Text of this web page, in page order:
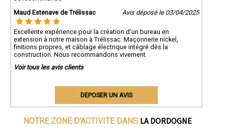
Maud Estenave de Trélissac
Avis déposé le 03/04/2025
Excellente expérience pour la création d’un bureau en
extension à notre maison à Trélissac. Maçonnerie nickel,
finitions propres, et câblage électrique intégré dès la
construction. Nous recommandons vivement.
Voir tous les avis clients
DEPOSER UN AVIS
NOTRE ZONE D'ACTIVITE DANS LA DORDOGNE